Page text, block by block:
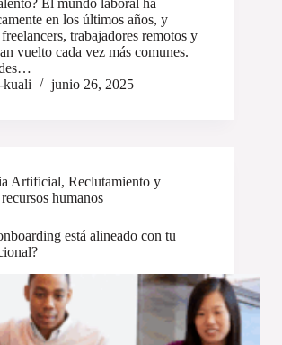
El mundo laboral ha
en los últimos años, y
trabajadores remotos y
vuelto cada vez más comunes.
kuali
junio 26, 2025
Artificial, Reclutamiento y
recursos humanos
está alineado con tu